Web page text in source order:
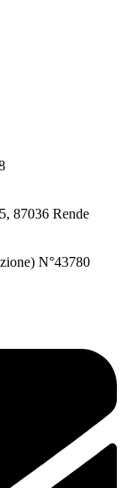
87036 Rende
N°43780